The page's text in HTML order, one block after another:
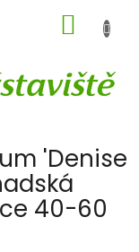
KOŠÍK
'Denise
40-60